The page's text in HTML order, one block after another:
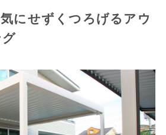
にせずくつろげるアウ
グ